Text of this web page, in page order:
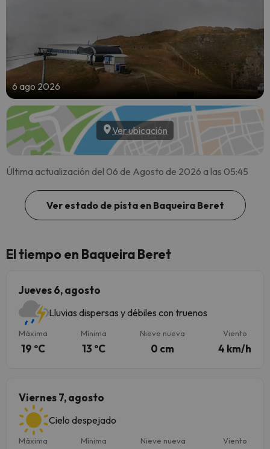
6 ago 2026
Ver ubicación
Última actualización del 06 de Agosto de 2026 a las 05:45
Ver estado de pista en Baqueira Beret
El tiempo en Baqueira Beret
Jueves 6, agosto
Lluvias dispersas y débiles con truenos
Máxima
19 ºC
Mínima
13 ºC
Nieve nueva
0 cm
Viento
4 km/h
Viernes 7, agosto
Cielo despejado
Máxima Mínima Nieve nueva Viento